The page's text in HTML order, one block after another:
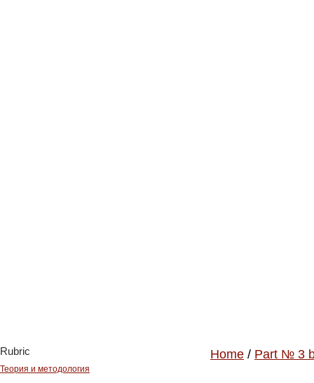
Rubric
Теория и методология
Home / Part № 3